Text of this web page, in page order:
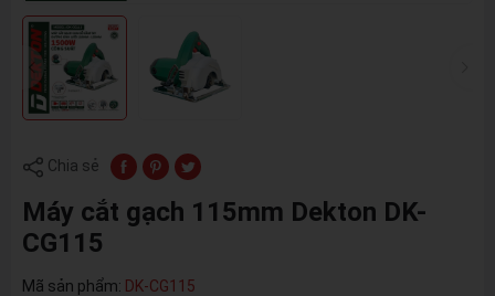
Chia sẻ
Máy cắt gạch 115mm Dekton DK-
CG115
Mã sản phẩm: DK-CG115